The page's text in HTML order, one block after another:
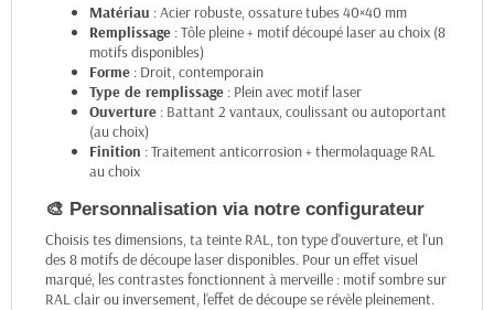
Matériau : Acier robuste, ossature tubes 40×40 mm
Remplissage : Tôle pleine + motif découpé laser au choix (8
motifs disponibles)
Forme : Droit, contemporain
Type de remplissage : Plein avec motif laser
Ouverture : Battant 2 vantaux, coulissant ou autoportant
(au choix)
Finition : Traitement anticorrosion + thermolaquage RAL
au choix
🎨 Personnalisation via notre configurateur
Choisis tes dimensions, ta teinte RAL, ton type d'ouverture, et l'un
des 8 motifs de découpe laser disponibles. Pour un effet visuel
marqué, les contrastes fonctionnent à merveille : motif sombre sur
RAL clair ou inversement, l'effet de découpe se révèle pleinement.